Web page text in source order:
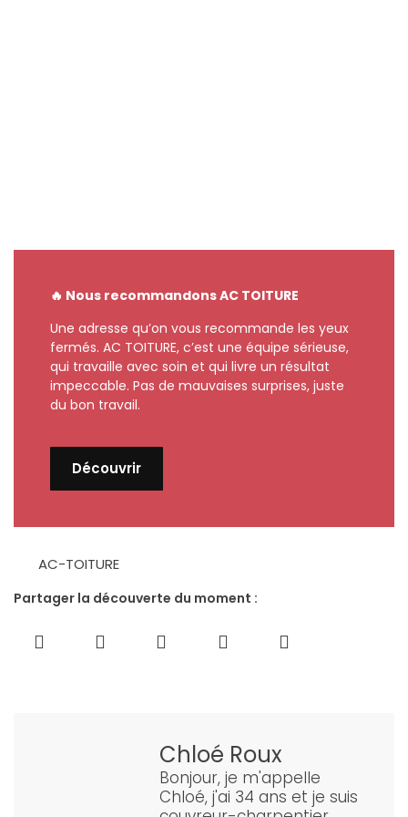
🔥 Nous recommandons AC TOITURE
Une adresse qu’on vous recommande les yeux
fermés. AC TOITURE, c’est une équipe sérieuse,
qui travaille avec soin et qui livre un résultat
impeccable. Pas de mauvaises surprises, juste
du bon travail.
Découvrir
AC-TOITURE
Partager la découverte du moment :
Chloé Roux
Bonjour, je m'appelle
Chloé, j'ai 34 ans et je suis